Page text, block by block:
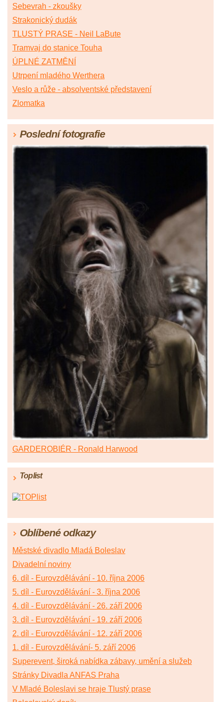
Sebevrah - zkoušky
Strakonický dudák
TLUSTÝ PRASE - Neil LaBute
Tramvaj do stanice Touha
ÚPLNÉ ZATMĚNÍ
Utrpení mladého Werthera
Veslo a růže - absolventské představení
Zlomatka
Poslední fotografie
GARDEROBIÉR - Ronald Harwood
Toplist
Oblíbené odkazy
Městské divadlo Mladá Boleslav
Divadelní noviny
6. díl - Eurovzdělávání - 10. října 2006
5. díl - Eurovzdělávání - 3. října 2006
4. díl - Eurovzdělávání - 26. září 2006
3. díl - Eurovzdělávání - 19. září 2006
2. díl - Eurovzdělávání - 12. září 2006
1. díl - Eurovzdělávání- 5. září 2006
Superevent, široká nabídka zábavy, umění a služeb
Stránky Divadla ANFAS Praha
V Mladé Boleslavi se hraje Tlustý prase